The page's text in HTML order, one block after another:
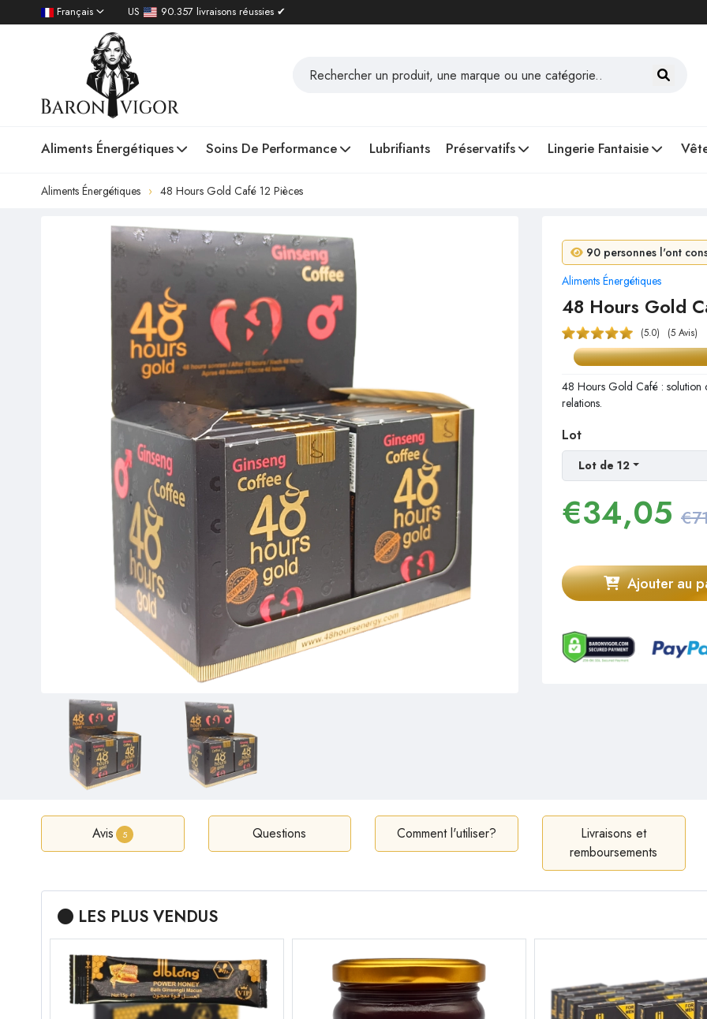
Français US 90.357 livraisons réussies ✔
Aliments Énergétiques Soins De Performance Lubrifiants Préservatifs Lingerie Fantaisie
Aliments Énergétiques 48 Hours Gold Café 12 Pièces
4 personnes ont
90 personnes l'ont
Aliments Énergétiques
48 Hours Gold
(5.0)
(5 Avis)
48 Hours Gold Café : solution
relations.
Lot
Lot de 12
€34,05
Ajouter au
Avis 5 Questions Comment l'utiliser?
Livraisons et
remboursements
LES PLUS VENDUS